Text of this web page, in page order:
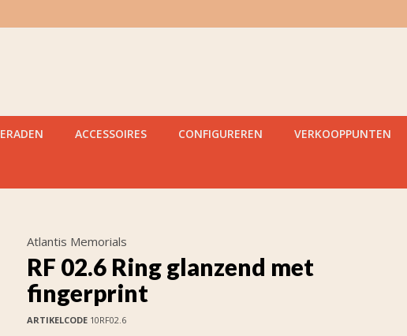
ACCESSOIRES CONFIGUREREN VERKOOPPUNTEN
Atlantis Memorials
RF 02.6 Ring glanzend met
fingerprint
ARTIKELCODE10RF02.6